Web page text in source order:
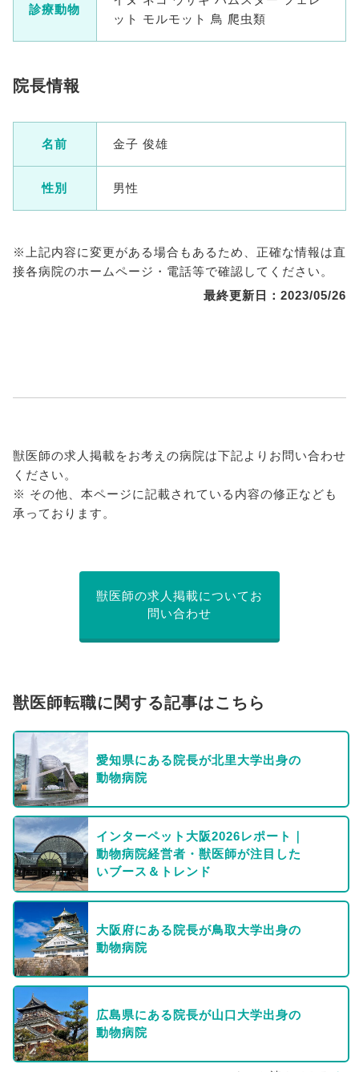
診療動物
ット モルモット 鳥 爬虫類
院長情報
名前 金子 俊雄
性別 男性
※上記内容に変更がある場合もあるため、正確な情報は直
接各病院のホームページ・電話等で確認してください。
最終更新日：2023/05/26
獣医師の求人掲載をお考えの病院は下記よりお問い合わせ
ください。
※ その他、本ページに記載されている内容の修正なども
承っております。
獣医師の求人掲載についてお
問い合わせ
獣医師転職に関する記事はこちら
愛知県にある院長が北里大学出身の
動物病院
インターペット大阪2026レポート｜
動物病院経営者・獣医師が注目した
いブース＆トレンド
大阪府にある院長が鳥取大学出身の
動物病院
広島県にある院長が山口大学出身の
動物病院